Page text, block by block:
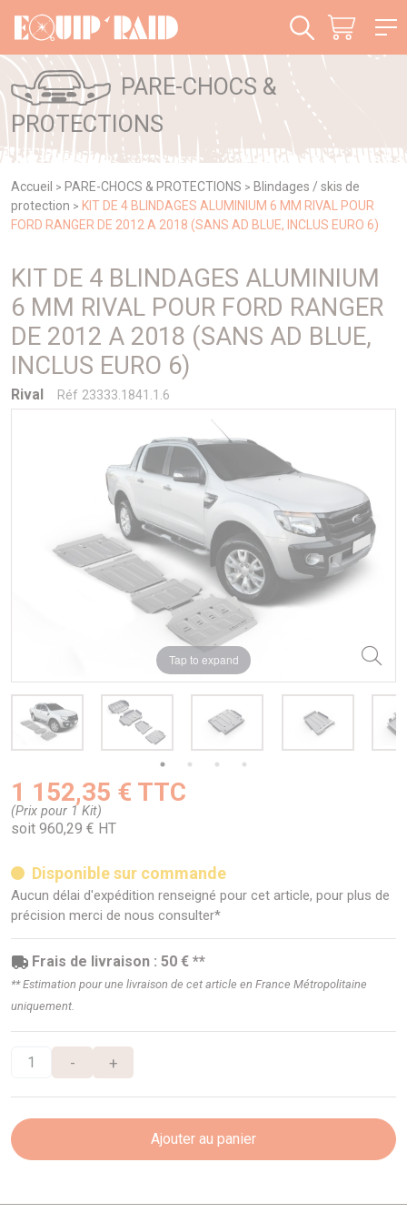
PARE-CHOCS &
PROTECTIONS
Accueil > PARE-CHOCS & PROTECTIONS > Blindages / skis de
protection > KIT DE 4 BLINDAGES ALUMINIUM 6 MM RIVAL POUR
FORD RANGER DE 2012 A 2018 (SANS AD BLUE, INCLUS EURO 6)
KIT DE 4 BLINDAGES ALUMINIUM
6 MM RIVAL POUR FORD RANGER
DE 2012 A 2018 (SANS AD BLUE,
INCLUS EURO 6)
Rival Réf 23333.1841.1.6
Tap to expand
1 152,35 € TTC
(Prix pour 1 Kit)
soit 960,29 € HT
Disponible sur commande
Aucun délai d'expédition renseigné pour cet article, pour plus de
précision merci de nous consulter*
Frais de livraison : 50 € **
** Estimation pour une livraison de cet article en France Métropolitaine
uniquement.
- +
Ajouter au panier
Panneau de gestion des cookies